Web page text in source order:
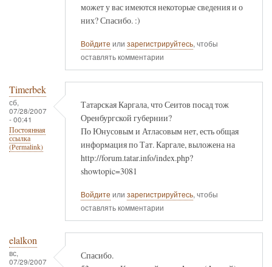
может у вас имеются некоторые сведения и о
них? Спасибо. :)
Войдите или зарегистрируйтесь, чтобы
оставлять комментарии
Timerbek
сб,
07/28/2007
- 00:41
Постоянная
ссылка
(Permalink)
Татарская Каргала, что Сеитов посад тож
Оренбургской губернии?
По Юнусовым и Атласовым нет, есть общая
информация по Тат. Каргале, выложена на
http://forum.tatar.info/index.php?
showtopic=3081
Войдите или зарегистрируйтесь, чтобы
оставлять комментарии
elalkon
вс,
07/29/2007
Спасибо.